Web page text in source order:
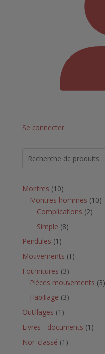
Se connecter
Montres 1010
produits
Montres hommes 1010
Complications 22
Simple 88
Pendules 1 1
produit
Mouvements 1 1
Fournitures 33
produits
Pièces mouvements 33
Habillage 33
Outillages 1 1
produit
Livres - documents 1 1
Non classé 1 1